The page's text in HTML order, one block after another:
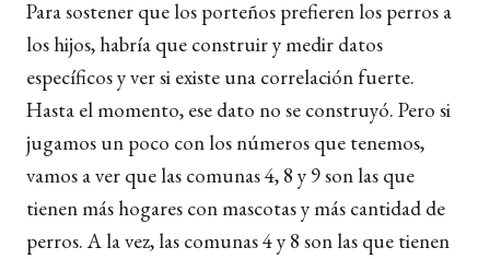
Para sostener que los porteños prefieren los perros a
los hijos, habría que construir y medir datos
específicos y ver si existe una correlación fuerte.
Hasta el momento, ese dato no se construyó. Pero si
jugamos un poco con los números que tenemos,
vamos a ver que las comunas 4, 8 y 9 son las que
tienen más hogares con mascotas y más cantidad de
perros. A la vez, las comunas 4 y 8 son las que tienen